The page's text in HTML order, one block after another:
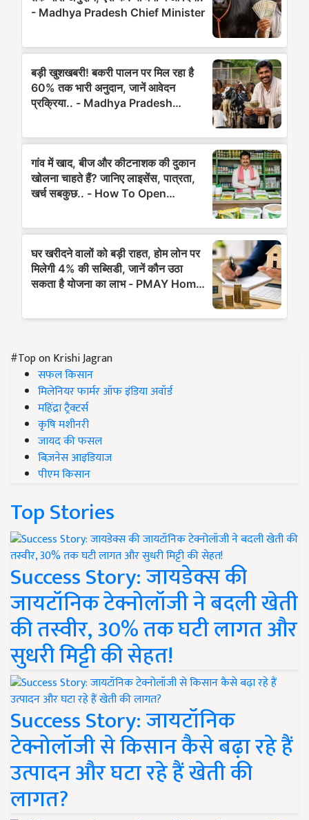
#Top on Krishi Jagran
सफल किसान
मिलेनियर फार्मर ऑफ इंडिया अवॉर्ड
महिंद्रा ट्रैक्टर्स
कृषि मशीनरी
जायद की फसल
बिज़नेस आइडियाज
पीएम किसान
Top Stories
Success Story: जायडेक्स की
जायटॉनिक टेक्नोलॉजी ने बदली खेती
की तस्वीर, 30% तक घटी लागत और
सुधरी मिट्टी की सेहत!
Success Story: जायटॉनिक
टेक्नोलॉजी से किसान कैसे बढ़ा रहे हैं
उत्पादन और घटा रहे हैं खेती की
लागत?